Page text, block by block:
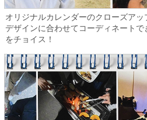
オリジナルカレンダーのクローズア
デザインに合わせてコーディネートで
をチョイス！